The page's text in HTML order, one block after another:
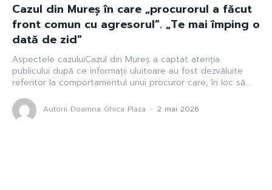
Cazul din Mureș în care „procurorul a făcut
front comun cu agresorul”. „Te mai împing o
dată de zid”
Aspectele cazuluiCazul din Mureș a captat atenția
publicului după ce informații uluitoare au fost dezvăluite
referitor la comportamentul unui procuror care, în loc să...
Autorii Doamna Ghica Plaza - 2 mai 2026